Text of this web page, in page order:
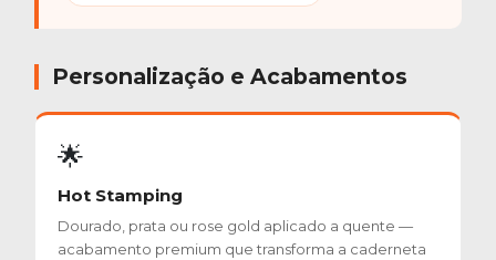
Personalização e Acabamentos
🌟
Hot Stamping
Dourado, prata ou rose gold aplicado a quente —
acabamento premium que transforma a caderneta